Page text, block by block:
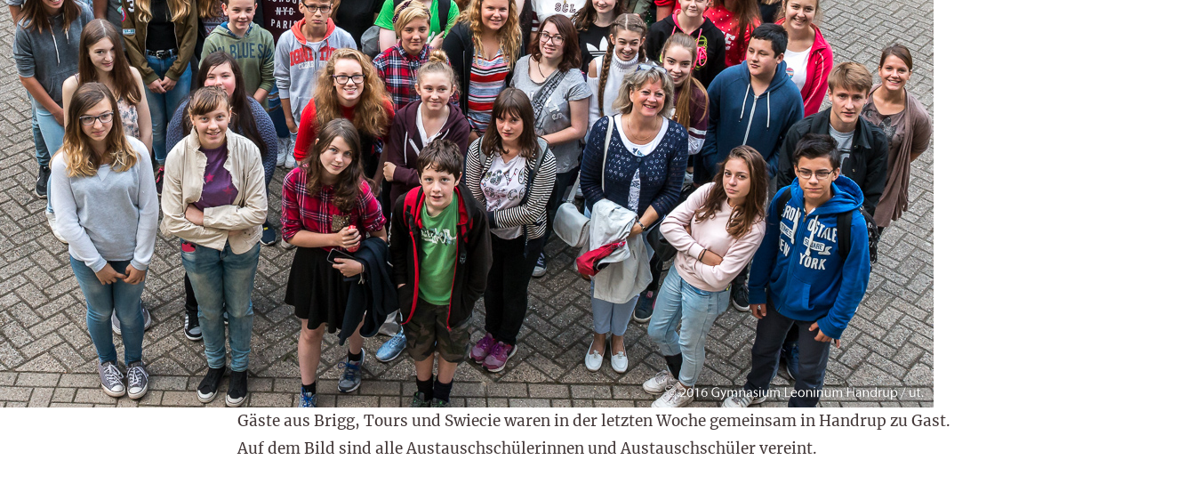
Gäste aus Brigg, Tours und Swiecie waren in der letzten Woche gemeinsam in Handrup zu Gast.
Auf dem Bild sind alle Austauschschülerinnen und Austauschschüler vereint.